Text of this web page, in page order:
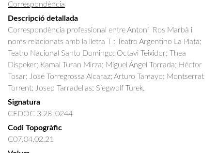
Correspondència
Descripció detallada
Correspondència professional entre Antoni  Ros Marbà i
noms relacionats amb la lletra T : Teatro Argentino La Plata;
Teatro Nacional Santo Domingo; Octavi Teixidor; Thea
Dispeker; Kamal Turan Mirza; Miguel Ángel Torrada; Héctor
Tosar; José Torregrossa Alcaraz; Arturo Tamayo; Montserrat
Torrent; Josep Tarradellas; Siegwolf Turek.
Signatura
CEDOC 3.28_0244
Codi Topogràfic
C07.04.02.21